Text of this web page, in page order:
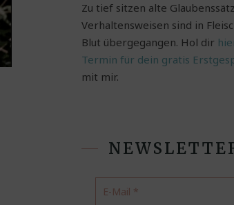
Zu tief sitzen alte
Verhaltensweisen sind in
Blut übergegangen. Hol dir
Termin für dein gratis
mit mir.